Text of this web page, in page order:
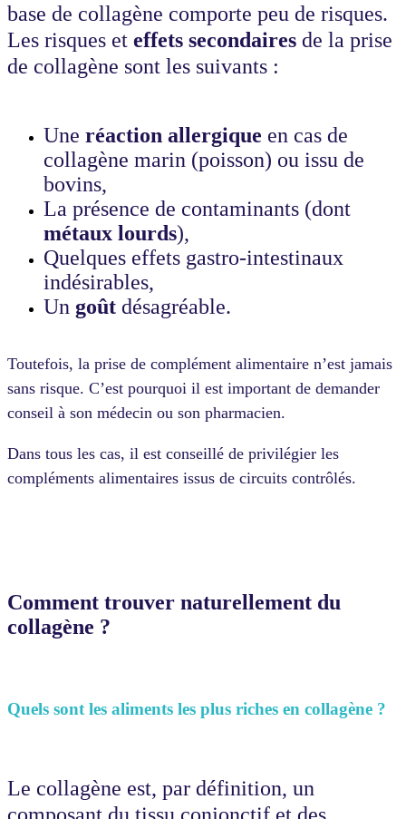
base de collagène comporte peu de risques.
Les risques et effets secondaires de la prise
de collagène sont les suivants :
Une réaction allergique en cas de
collagène marin (poisson) ou issu de
bovins,
La présence de contaminants (dont
métaux lourds),
Quelques effets gastro-intestinaux
indésirables,
Un goût désagréable.
Toutefois, la prise de complément alimentaire n’est jamais
sans risque. C’est pourquoi il est important de demander
conseil à son médecin ou son pharmacien.
Dans tous les cas, il est conseillé de privilégier les
compléments alimentaires issus de circuits contrôlés.
Comment trouver naturellement du
collagène ?
Quels sont les aliments les plus riches en collagène ?
Le collagène est, par définition, un